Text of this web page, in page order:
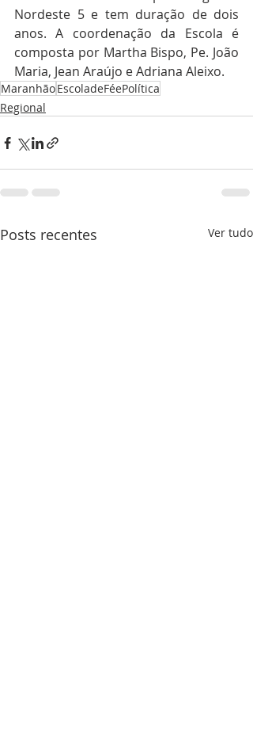
Nordeste 5 e tem duração de dois
anos. A coordenação da Escola é
composta por Martha Bispo, Pe. João
Maria, Jean Araújo e Adriana Aleixo.
MaranhãoEscoladeFéePolítica
Regional
Posts recentes Ver tudo